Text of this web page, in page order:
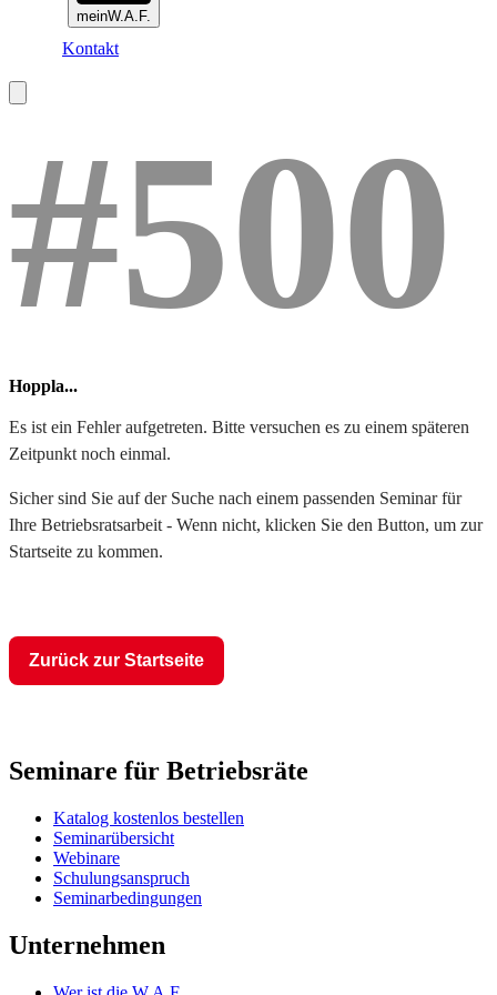
meinW.A.F.
Kontakt
#500
Hoppla...
Es ist ein Fehler aufgetreten. Bitte versuchen es zu einem späteren
Zeitpunkt noch einmal.
Sicher sind Sie auf der Suche nach einem passenden Seminar für
Ihre Betriebsratsarbeit - Wenn nicht, klicken Sie den Button, um zur
Startseite zu kommen.
Zurück zur Startseite
Seminare für Betriebsräte
Katalog kostenlos bestellen
Seminarübersicht
Webinare
Schulungsanspruch
Seminarbedingungen
Unternehmen